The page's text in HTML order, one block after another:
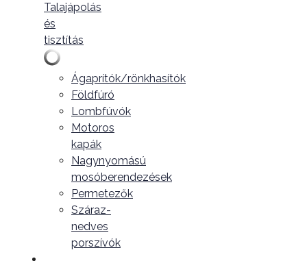
Talajápolás
és
tisztítás
Ágaprítók/rönkhasítók
Földfúró
Lombfúvók
Motoros
kapák
Nagynyomású
mosóberendezések
Permetezők
Száraz-
nedves
porszívók